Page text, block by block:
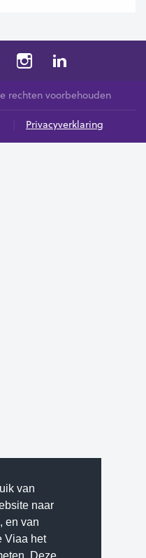
van
naar
en van
Viaa het
rechten voorbehouden
Privacyverklaring